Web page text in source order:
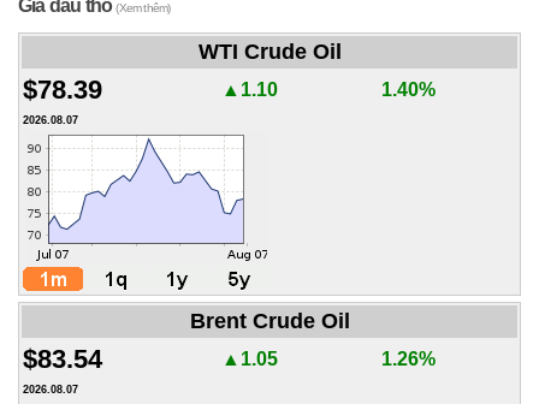
Giá dầu thô(Xem thêm)
WTI Crude Oil
$78.39 ▲1.10 1.40%
2026.08.07
Brent Crude Oil
$83.54 ▲1.05 1.26%
2026.08.07